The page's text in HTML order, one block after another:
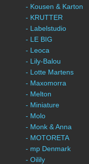
- Kousen & Karton
- KRUTTER
- Labelstudio
- LE BIG
- Leoca
- Lily-Balou
- Lotte Martens
- Maxomorra
- Melton
- Miniature
- Molo
- Monk & Anna
- MOTORETA
- mp Denmark
- Oilily